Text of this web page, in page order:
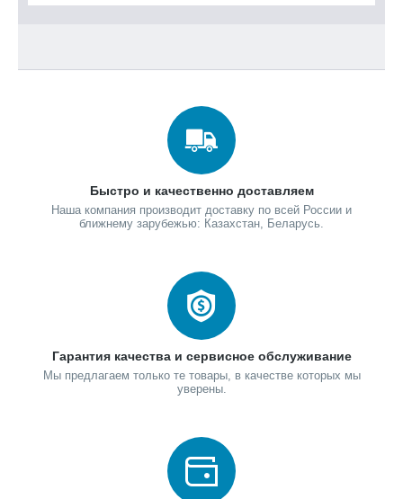
Быстро и качественно доставляем
Наша компания производит доставку по всей России и
ближнему зарубежью: Казахстан, Беларусь.
Гарантия качества и сервисное обслуживание
Мы предлагаем только те товары, в качестве которых мы
уверены.